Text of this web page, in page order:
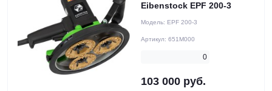
Eibenstock EPF 200-3
Модель: EPF 200-3
Артикул: 651M000
0
103 000 руб.